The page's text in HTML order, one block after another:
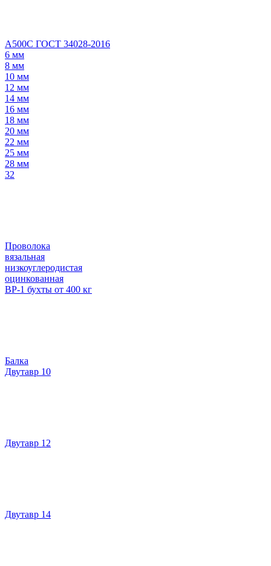
А500С ГОСТ 34028-2016
6 мм
8 мм
10 мм
12 мм
14 мм
16 мм
18 мм
20 мм
22 мм
25 мм
28 мм
32
Проволока
вязальная
низкоуглеродистая
оцинкованная
ВР-1 бухты от 400 кг
Балка
Двутавр 10
Двутавр 12
Двутавр 14